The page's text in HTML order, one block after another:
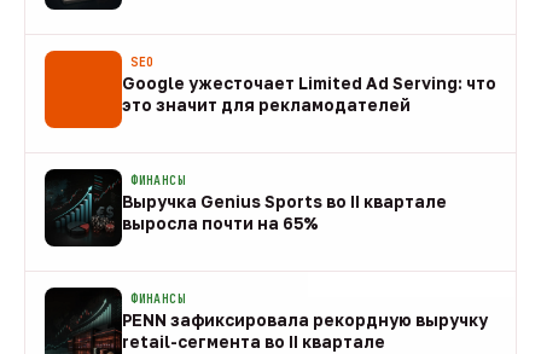
SEO
Google ужесточает Limited Ad Serving: что
это значит для рекламодателей
ФИНАНСЫ
Выручка Genius Sports во II квартале
выросла почти на 65%
ФИНАНСЫ
PENN зафиксировала рекордную выручку
retail-сегмента во II квартале